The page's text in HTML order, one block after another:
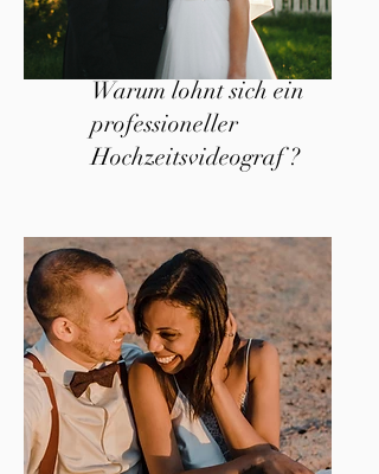
Warum lohnt sich ein
professioneller
Hochzeitsvideograf ?